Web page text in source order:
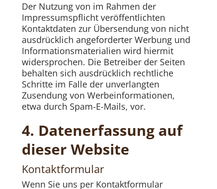
Der Nutzung von im Rahmen der
Impressumspflicht veröffentlichten
Kontaktdaten zur Übersendung von nicht
ausdrücklich angeforderter Werbung und
Informationsmaterialien wird hiermit
widersprochen. Die Betreiber der Seiten
behalten sich ausdrücklich rechtliche
Schritte im Falle der unverlangten
Zusendung von Werbeinformationen,
etwa durch Spam-E-Mails, vor.
4. Datenerfassung auf
dieser Website
Kontaktformular
Wenn Sie uns per Kontaktformular